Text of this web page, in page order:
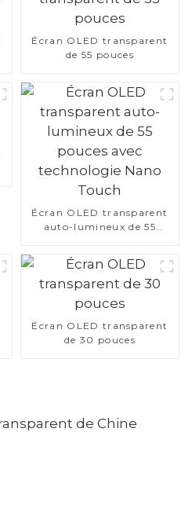
Écran OLED transparent
de 55 pouces
Écran OLED transparent
auto-lumineux de 55
Nano Touch
Écran OLED transparent
de 30 pouces